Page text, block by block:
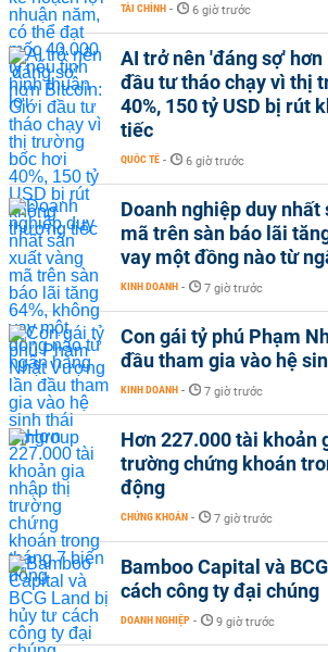
TÀI CHÍNH - 6 giờ trước
AI trở nên 'đáng sợ'
đầu tư tháo chạy vì thị
40%, 150 tỷ USD bị rút
tiếc
QUỐC TẾ - 6 giờ trước
Doanh nghiệp duy nhất
mã trên sàn báo lãi
vay một đồng nào từ
KINH DOANH - 7 giờ trước
Con gái tỷ phú Phạm
đầu tham gia vào hệ
KINH DOANH - 7 giờ trước
Hơn 227.000 tài khoản
trường chứng khoán
động
CHỨNG KHOÁN - 7 giờ trước
Bamboo Capital và
cách công ty đại chúng
DOANH NGHIỆP - 9 giờ trước